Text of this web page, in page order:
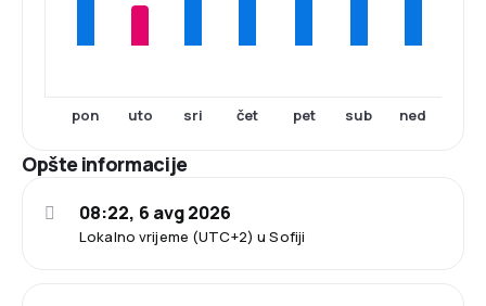
pon uto sri čet pet sub ned
Opšte informacije
Lokalno vrijeme (UTC+2) u Sofiji
08:22, 6 avg 2026